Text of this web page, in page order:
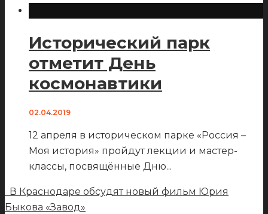
Исторический парк
отметит День
космонавтики
02.04.2019
12 апреля в историческом парке «Россия –
Моя история» пройдут лекции и мастер-
классы, посвящённые Дню...
В Краснодаре обсудят новый фильм Юрия
Быкова «Завод»